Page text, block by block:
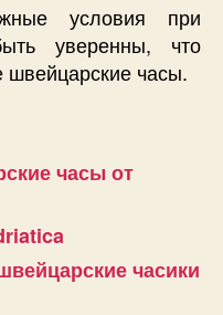
условия при
уверенны, что
швейцарские часы.
часы от
часики